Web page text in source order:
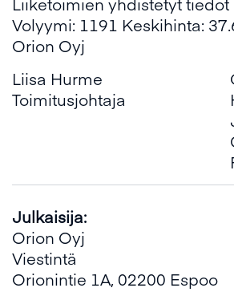
Volyymi: 1191 Keskihinta:
Orion Oyj
Liisa Hurme
Toimitusjohtaja
Julkaisija:
Orion Oyj
Viestintä
Orionintie 1A, 02200 Espoo